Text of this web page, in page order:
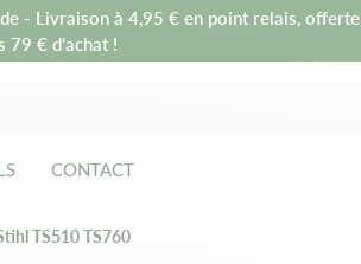
- Livraison à 4,95 € en point relais, offerte
79 € d’achat !
CONTACT
TS510 TS760